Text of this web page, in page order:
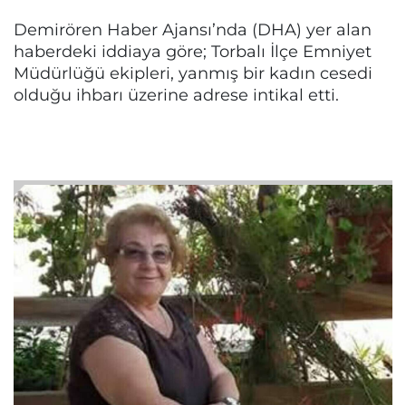
Demirören Haber Ajansı’nda (DHA) yer alan
haberdeki iddiaya göre; Torbalı İlçe Emniyet
Müdürlüğü ekipleri, yanmış bir kadın cesedi
olduğu ihbarı üzerine adrese intikal etti.